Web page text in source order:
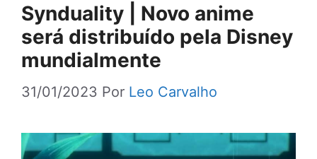
Synduality | Novo anime
será distribuído pela Disney
mundialmente
31/01/2023 Por Leo Carvalho